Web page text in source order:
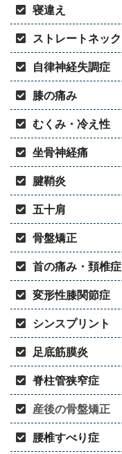
寝違え
ストレートネック
自律神経失調症
膝の痛み
むくみ・冷え性
坐骨神経痛
腱鞘炎
五十肩
骨盤矯正
首の痛み・頚椎症
変形性膝関節症
シンスプリント
足底筋膜炎
脊柱管狭窄症
産後の骨盤矯正
腰椎すべり症